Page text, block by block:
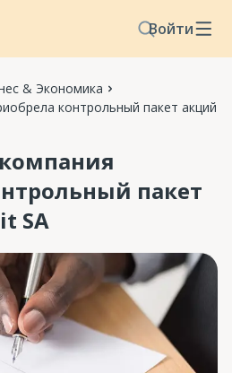
Войти
& Экономика
контрольный пакет акций
пакет
SA